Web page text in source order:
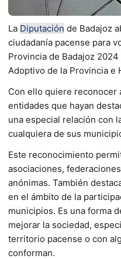
La Diputación de Badajoz
ciudadanía pacense para
Provincia de Badajoz
Adoptivo de la Provincia e
Con ello quiere reconocer
entidades que hayan
una especial relación con
cualquiera de sus
Este reconocimiento
asociaciones,
anónimas. También
en el ámbito de la
municipios. Es una forma
mejorar la sociedad,
territorio pacense o con
conforman.